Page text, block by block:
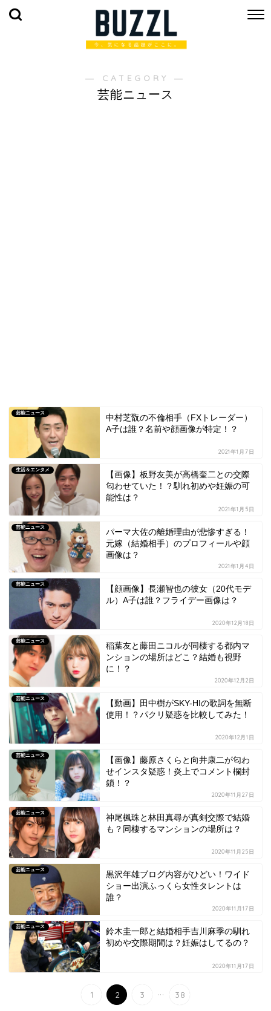
― CATEGORY ―
芸能ニュース
芸能ニュース
中村芝翫の不倫相手（FXトレーダー）
A子は誰？名前や顔画像が特定！？
2021年1月7日
生活＆エンタメ
【画像】板野友美が高橋奎二との交際
匂わせていた！？馴れ初めや妊娠の可
能性は？
2021年1月5日
芸能ニュース
パーマ大佐の離婚理由が悲惨すぎる！
元嫁（結婚相手）のプロフィールや顔
画像は？
2021年1月4日
芸能ニュース
【顔画像】長瀬智也の彼女（20代モデ
ル）A子は誰？フライデー画像は？
2020年12月18日
芸能ニュース
稲葉友と藤田ニコルが同棲する都内マ
ンションの場所はどこ？結婚も視野
に！？
2020年12月2日
芸能ニュース
【動画】田中樹がSKY-HIの歌詞を無断
使用！？パクリ疑惑を比較してみた！
2020年12月1日
芸能ニュース
【画像】藤原さくらと向井康二が匂わ
せインスタ疑惑！炎上でコメント欄封
鎖！？
2020年11月27日
芸能ニュース
神尾楓珠と林田真尋が真剣交際で結婚
も？同棲するマンションの場所は？
2020年11月25日
芸能ニュース
黒沢年雄ブログ内容がひどい！ワイド
ショー出演ふっくら女性タレントは
誰？
2020年11月17日
芸能ニュース
鈴木圭一郎と結婚相手吉川麻季の馴れ
初めや交際期間は？妊娠はしてるの？
2020年11月17日
1 2 3 ... 38